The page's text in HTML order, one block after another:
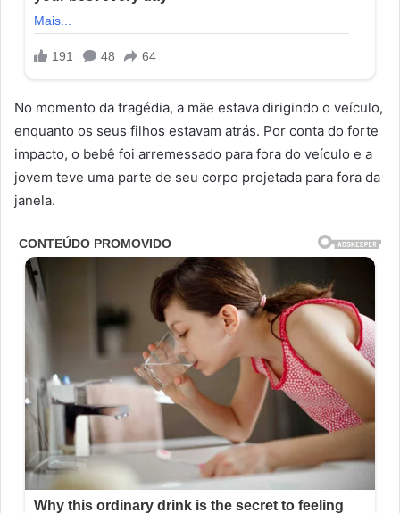
No momento da tragédia, a mãe estava dirigindo o veículo,
enquanto os seus filhos estavam atrás. Por conta do forte
impacto, o bebê foi arremessado para fora do veículo e a
jovem teve uma parte de seu corpo projetada para fora da
janela.